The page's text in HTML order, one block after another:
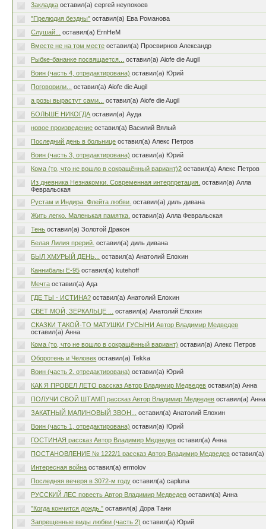
3акладка оставил(а) сергей неупокоев
"Прелюдия бездны" оставил(а) Ева Романова
Слушай...
оставил(а) ErnHeM
Вместе не на том месте оставил(а) Просвирнов Александр
Рыбке-бананке посвящается...
оставил(а) Aiofe die Augil
Воин (часть 4, отредактирована) оставил(а) Юрий
Поговорили...
оставил(а) Aiofe die Augil
а розы вырастут сами...
оставил(а) Aiofe die Augil
БОЛЬШЕ НИКОГДА оставил(а) Ауда
новое произведение оставил(а) Василий Вялый
Последний день в больнице оставил(а) Алекс Петров
Воин (часть 3, отредактирована) оставил(а) Юрий
Кома (то, что не вошло в сокращённый вариант)2 оставил(а) Алекс Петров
Из дневника Незнакомки. Современная интерпретация. оставил(а) Алла
Февральская
Рустам и Индира. Флейта любви. оставил(а) диль дивана
Жить легко. Маленькая памятка. оставил(а) Алла Февральская
Тень оставил(а) Золотой Дракон
Белая Лилия прерий. оставил(а) диль дивана
БЫЛ ХМУРЫЙ ДЕНЬ...
оставил(а) Анатолий Елохин
Каннибалы Е-95 оставил(а) kutehoff
Мечта оставил(а) Ада
ГДЕ ТЫ - ИСТИНА? оставил(а) Анатолий Елохин
СВЕТ МОЙ, ЗЕРКАЛЬЦЕ ...
оставил(а) Анатолий Елохин
СКАЗКИ ТАКОЙ-ТО МАТУШКИ ГУСЫНИ Автор Владимир Медведев
оставил(а) Анна
Кома (то, что не вошло в сокращённый вариант) оставил(а) Алекс Петров
Оборотень и Человек оставил(а) Tekka
Воин (часть 2. отредактирована) оставил(а) Юрий
КАК Я ПРОВЕЛ ЛЕТО рассказ Автор Владимир Медведев оставил(а) Анна
ПОЛУЧИ СВОЙ ШТАМП рассказ Автор Владимир Медведев оставил(а) Анна
ЗАКАТНЫЙ МАЛИНОВЫЙ ЗВОН...
оставил(а) Анатолий Елохин
Воин (часть 1, отредактирована) оставил(а) Юрий
ГОСТИНАЯ рассказ Автор Владимир Медведев оставил(а) Анна
ПОСТАНОВЛЕНИЕ № 1222/1 рассказ Автор Владимир Медведев
Интересная война оставил(а) ermolov
Последняя вечеря в 3072-м году оставил(а) capluna
РУССКИЙ ЛЕС повесть Автор Владимир Медведев оставил(а) Анна
"Когда кончится дождь." оставил(а) Дора Тани
Запрещенные виды любви (часть 2) оставил(а) Юрий